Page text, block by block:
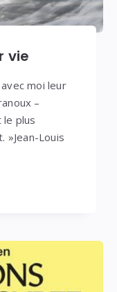
vie
moi leur
–
le plus
»Jean-Louis